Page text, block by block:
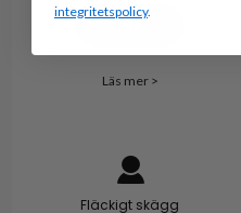
Läs mer >
Fläckigt skägg
integritetspolicy.